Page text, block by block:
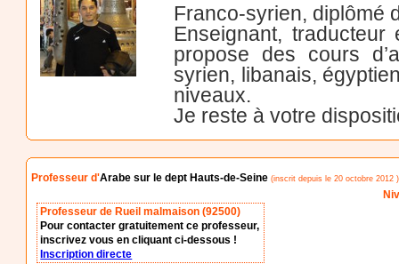
Franco-syrien, diplômé
Enseignant,
propose des cours
syrien, libanais,
niveaux.
Je reste à votre
Professeur d'Arabe sur le dept Hauts-de-Seine (inscrit depuis le 20 octobre 2012 )
Professeur de Rueil malmaison (92500)
Pour contacter gratuitement ce professeur,
inscrivez vous en cliquant ci-dessous !
Inscription directe